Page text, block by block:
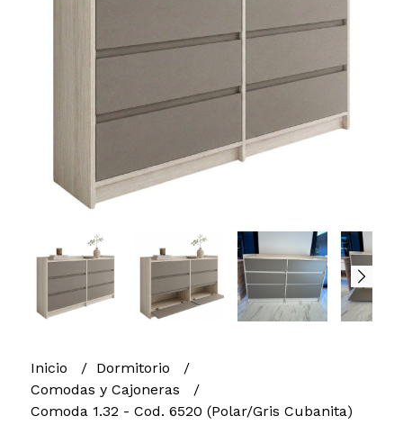
Inicio
Dormitorio
Comodas y Cajoneras
Comoda 1.32 - Cod. 6520 (Polar/Gris Cubanita)